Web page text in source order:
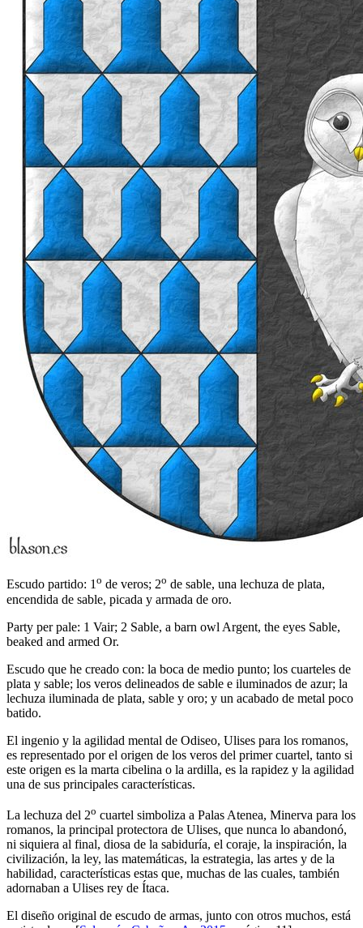
Escudo partido: 1o de veros; 2o de sable, una lechuza de plata,
encendida de sable, picada y armada de oro.
Party per pale: 1 Vair; 2 Sable, a barn owl Argent, the eyes Sable,
beaked and armed Or.
Escudo que he creado con: la boca de medio punto; los cuarteles de
plata y sable; los veros delineados de sable e iluminados de azur; la
lechuza iluminada de plata, sable y oro; y un acabado de metal poco
batido.
El ingenio y la agilidad mental de Odiseo, Ulises para los romanos,
es representado por el origen de los veros del primer cuartel, tanto si
este origen es la marta cibelina o la ardilla, es la rapidez y la agilidad
una de sus principales características.
La lechuza del 2o cuartel simboliza a Palas Atenea, Minerva para los
romanos, la principal protectora de Ulises, que nunca lo abandonó,
ni siquiera al final, diosa de la sabiduría, el coraje, la inspiración, la
civilización, la ley, las matemáticas, la estrategia, las artes y de la
habilidad, características estas que, muchas de las cuales, también
adornaban a Ulises rey de Ítaca.
El diseño original de escudo de armas, junto con otros muchos, está